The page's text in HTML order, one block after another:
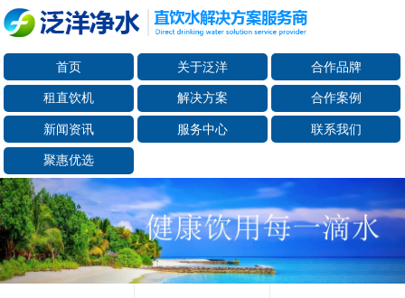
首页 关于泛洋 合作品牌
租直饮机 解决方案 合作案例
新闻资讯 服务中心 联系我们
聚惠优选